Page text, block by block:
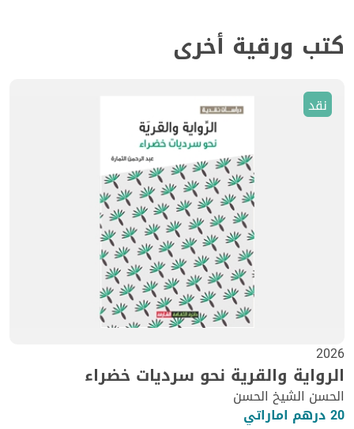
كتب ورقية أخرى
نقد
2026
الرواية والقرية نحو سرديات خضراء
الحسن الشيخ الحسن
20 درهم اماراتي